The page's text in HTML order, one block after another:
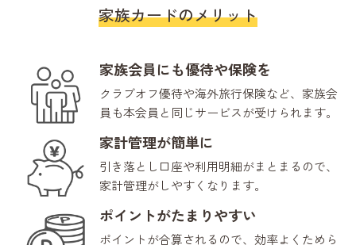
家族カードのメリット
家族会員にも優待や保険を
クラブオフ優待や海外旅行保険など、家族会
員も本会員と同じサービスが受けられます。
家計管理が簡単に
引き落とし口座や利用明細がまとまるので、
家計管理がしやすくなります。
ポイントがたまりやすい
ポイントが合算されるので、効率よくためら